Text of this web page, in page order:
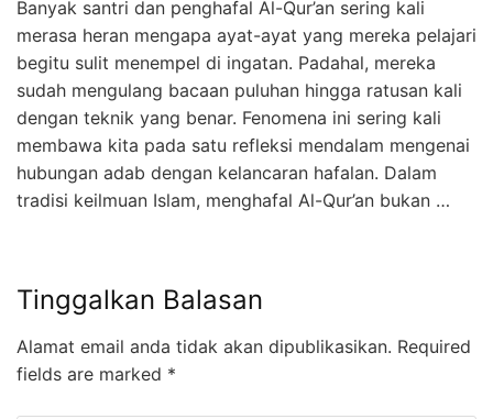
Banyak santri dan penghafal Al-Qur’an sering kali
merasa heran mengapa ayat-ayat yang mereka pelajari
begitu sulit menempel di ingatan. Padahal, mereka
sudah mengulang bacaan puluhan hingga ratusan kali
dengan teknik yang benar. Fenomena ini sering kali
membawa kita pada satu refleksi mendalam mengenai
hubungan adab dengan kelancaran hafalan. Dalam
tradisi keilmuan Islam, menghafal Al-Qur’an bukan …
Tinggalkan Balasan
Alamat email anda tidak akan dipublikasikan. Required
fields are marked *